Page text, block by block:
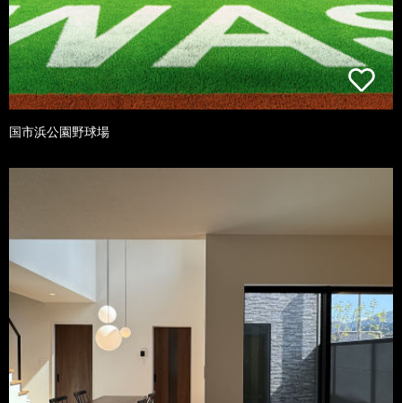
国市浜公園野球場